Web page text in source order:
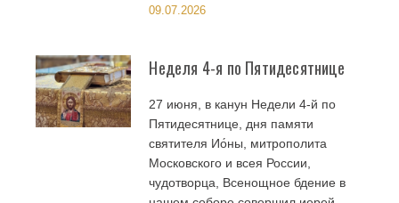
09.07.2026
Неделя 4-я по Пятидесятнице
27 июня, в канун Недели 4-й по
Пятидесятнице, дня памяти
святителя Ио́ны, митрополита
Московского и всея России,
чудотворца, Всенощное бдение в